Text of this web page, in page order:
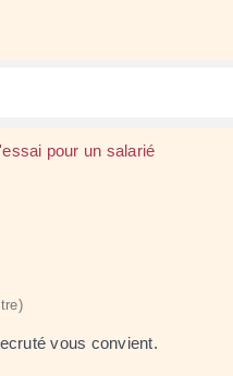
pour un salarié
vous convient.